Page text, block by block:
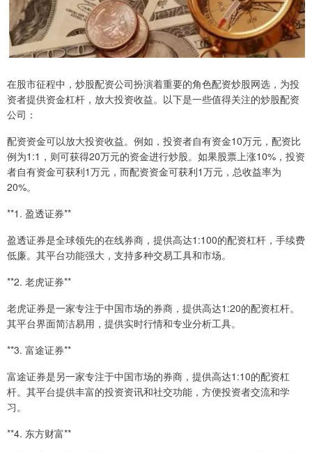
在股市征程中，炒股配资公司扮演着重要的角色配资炒股网选，为投
资者提供资金杠杆，放大投资收益。以下是一些值得关注的炒股配资
公司：
配资资金可以放大投资收益。例如，投资者自有资金10万元，配资比
例为1:1，则可获得20万元的资金进行炒股。如果股票上涨10%，投资
者自有资金可获利1万元，而配资资金可获利1万元，总收益率为
20%。
**1. 盈透证券**
盈透证券是全球领先的在线券商，提供高达1:100的配资杠杆，手续费
低廉。其平台功能强大，支持多种交易工具和市场。
**2. 老虎证券**
老虎证券是一家专注于中国市场的券商，提供高达1:20的配资杠杆。
其平台界面简洁易用，提供实时行情和专业分析工具。
**3. 富途证券**
富途证券是另一家专注于中国市场的券商，提供高达1:10的配资杠
杆。其平台提供丰富的投资资讯和社交功能，方便投资者交流和学
习。
**4. 东方财富**